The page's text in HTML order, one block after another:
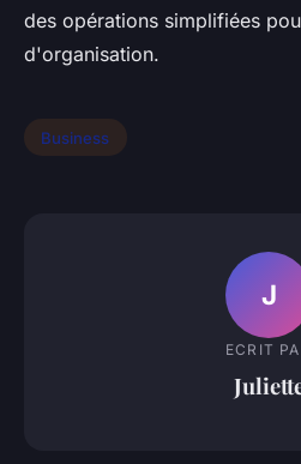
des opérations simplifiées
d'organisation.
Business
J
ECRIT